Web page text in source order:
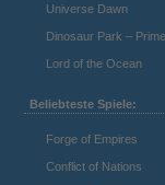
Universe Dawn
Dinosaur Park –
Lord of the Ocean
Beliebteste Spiele:
Forge of Empires
Conflict of Nations